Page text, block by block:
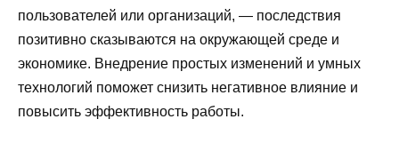
пользователей или организаций, — последствия
позитивно сказываются на окружающей среде и
экономике. Внедрение простых изменений и умных
технологий поможет снизить негативное влияние и
повысить эффективность работы.